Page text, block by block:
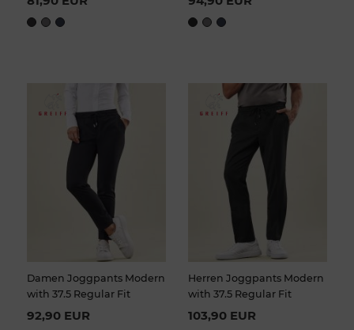
Damen Joggpants Modern
with 37.5 Regular Fit
92,90 EUR
Herren Joggpants Modern
with 37.5 Regular Fit
103,90 EUR